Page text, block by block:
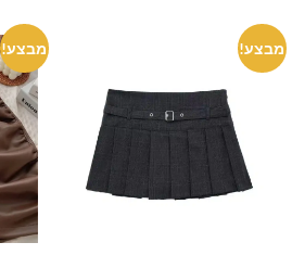
מבצע! מבצע!